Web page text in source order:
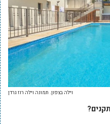
וילה בצפון. תמונה וילה רוז גרדן